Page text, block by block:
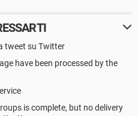
tweet su Twitter
have been processed by the
is complete, but no delivery